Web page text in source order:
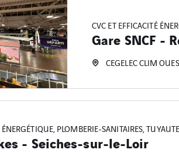
CVC ET EFFICACITÉ
Gare SNCF -
CEGELEC CLIM
ÉNERGÉTIQUE, PLOMBERIE-SANITAIRES,
- Seiches-sur-le-Loir